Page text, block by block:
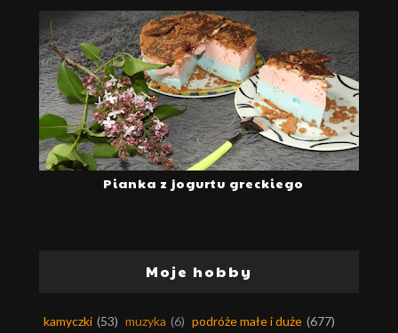
Pianka z jogurtu greckiego
Moje hobby
kamyczki (53) muzyka (6) podróże małe i duże (677)